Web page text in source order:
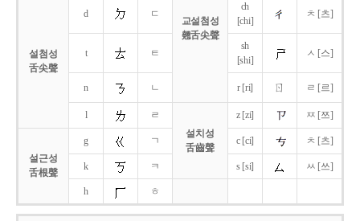
교설첨성
翹舌尖聲
설첨성
舌尖聲
d ㄷ
ch
[chi]
ㅊ [츠]
t ㅌ
sh
[shi]
ㅅ [스]
n ㄴ r [ri] ㄖ ㄹ [르]
l
ㄹ
설치성
舌齒聲
z [zi] ㅉ [쯔]
설근성
舌根聲
g ㄱ c [ci] ㅊ [츠]
k ㅋ s [si] ㅆ [쓰]
h ㅎ